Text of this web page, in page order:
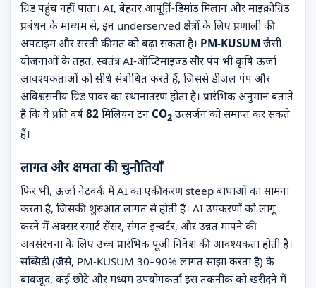
ग्रिड पहुंच नहीं पाता। AI, बेहतर आपूर्ति-डिमांड मिलान और माइक्रोग्रिड
प्रबंधन के माध्यम से, इन underserved क्षेत्रों के लिए प्रणाली की
अपटाइम और सस्ती कीमत को बढ़ा सकता है। PM-KUSUM जैसी
योजनाओं के तहत, स्वतंत्र AI-ऑप्टिमाइज्ड सौर पंप भी कृषि ऊर्जा
आवश्यकताओं को सीधे संबोधित करते हैं, जिससे डीजल पंप और
अविश्वसनीय ग्रिड पावर का स्थानांतरण होता है। प्रारंभिक अनुमान बताते
हैं कि ये प्रति वर्ष 82 मिलियन टन CO2 उत्सर्जन को समाप्त कर सकते
हैं।
लागत और क्षमता की चुनौतियाँ
फिर भी, ऊर्जा नेटवर्क में AI का एकीकरण steep बाधाओं का सामना
करता है, जिसकी शुरुआत लागत से होती है। AI उपकरणों को लागू
करने में अक्सर स्मार्ट सेंसर, संगत इन्वर्टर, और उन्नत मापने की
अवसंरचना के लिए उच्च प्रारंभिक पूंजी निवेश की आवश्यकता होती है।
सब्सिडी (जैसे, PM-KUSUM 30–90% लागत साझा करता है) के
बावजूद, कई छोटे और मध्यम उपयोगकर्ता इस तकनीक को खरीदने में